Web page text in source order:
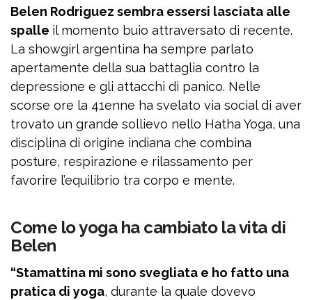
Belen Rodriguez sembra essersi lasciata alle
spalle il momento buio attraversato di recente.
La showgirl argentina ha sempre parlato
apertamente della sua battaglia contro la
depressione e gli attacchi di panico. Nelle
scorse ore la 41enne ha svelato via social di aver
trovato un grande sollievo nello Hatha Yoga, una
disciplina di origine indiana che combina
posture, respirazione e rilassamento per
favorire l’equilibrio tra corpo e mente.
Come lo yoga ha cambiato la vita di
Belen
“Stamattina mi sono svegliata e ho fatto una
pratica di yoga, durante la quale dovevo